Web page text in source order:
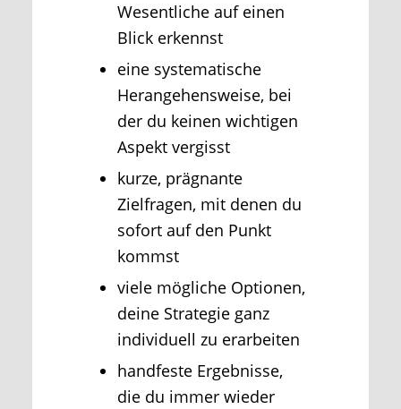
Wesentliche auf einen
Blick erkennst
eine systematische
Herangehensweise, bei
der du keinen wichtigen
Aspekt vergisst
kurze, prägnante
Zielfragen, mit denen du
sofort auf den Punkt
kommst
viele mögliche Optionen,
deine Strategie ganz
individuell zu erarbeiten
handfeste Ergebnisse,
die du immer wieder